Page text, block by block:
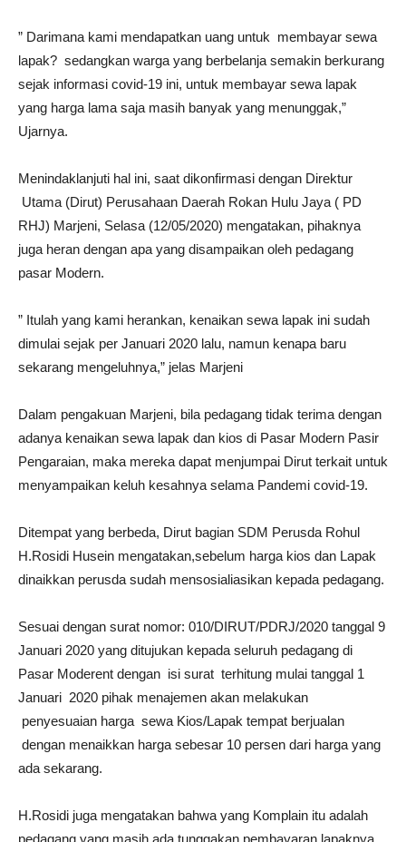
” Darimana kami mendapatkan uang untuk membayar sewa
lapak? sedangkan warga yang berbelanja semakin berkurang
sejak informasi covid-19 ini, untuk membayar sewa lapak
yang harga lama saja masih banyak yang menunggak,”
Ujarnya.
Menindaklanjuti hal ini, saat dikonfirmasi dengan Direktur
Utama (Dirut) Perusahaan Daerah Rokan Hulu Jaya ( PD
RHJ) Marjeni, Selasa (12/05/2020) mengatakan, pihaknya
juga heran dengan apa yang disampaikan oleh pedagang
pasar Modern.
” Itulah yang kami herankan, kenaikan sewa lapak ini sudah
dimulai sejak per Januari 2020 lalu, namun kenapa baru
sekarang mengeluhnya,” jelas Marjeni
Dalam pengakuan Marjeni, bila pedagang tidak terima dengan
adanya kenaikan sewa lapak dan kios di Pasar Modern Pasir
Pengaraian, maka mereka dapat menjumpai Dirut terkait untuk
menyampaikan keluh kesahnya selama Pandemi covid-19.
Ditempat yang berbeda, Dirut bagian SDM Perusda Rohul
H.Rosidi Husein mengatakan,sebelum harga kios dan Lapak
dinaikkan perusda sudah mensosialiasikan kepada pedagang.
Sesuai dengan surat nomor: 010/DIRUT/PDRJ/2020 tanggal 9
Januari 2020 yang ditujukan kepada seluruh pedagang di
Pasar Moderent dengan isi surat terhitung mulai tanggal 1
Januari 2020 pihak menajemen akan melakukan
penyesuaian harga sewa Kios/Lapak tempat berjualan
dengan menaikkan harga sebesar 10 persen dari harga yang
ada sekarang.
H.Rosidi juga mengatakan bahwa yang Komplain itu adalah
pedagang yang masih ada tunggakan pembayaran lapaknya.